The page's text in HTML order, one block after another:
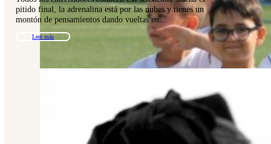
pitido final, la adrenalina está por las nubes y tienes un
montón de pensamientos dando vueltas en…
Leer más